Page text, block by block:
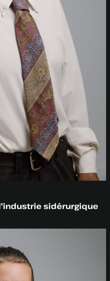
sidérurgique